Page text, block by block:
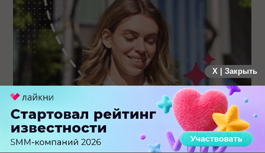
Каким брендам действительно нужны mobile push-
коммуникации, а для кого это – лишняя трата ресурсов
X | Закрыть